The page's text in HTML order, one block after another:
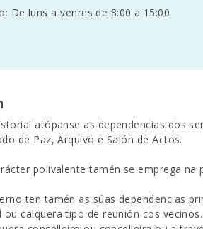
De luns a venres de 8:00 a 15:00
atópanse as dependencias dos
de Paz, Arquivo e Salón de Actos.
polivalente tamén se emprega
ten tamén as súas dependencias
ou calquera tipo de reunión cos